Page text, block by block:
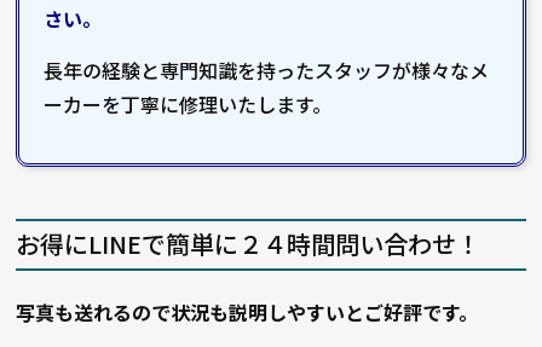
さい。
長年の経験と専門知識を持ったスタッフが様々なメ
ーカーを丁寧に修理いたします。
お得にLINEで簡単に２４時間問い合わせ！
写真も送れるので状況も説明しやすいとご好評です。